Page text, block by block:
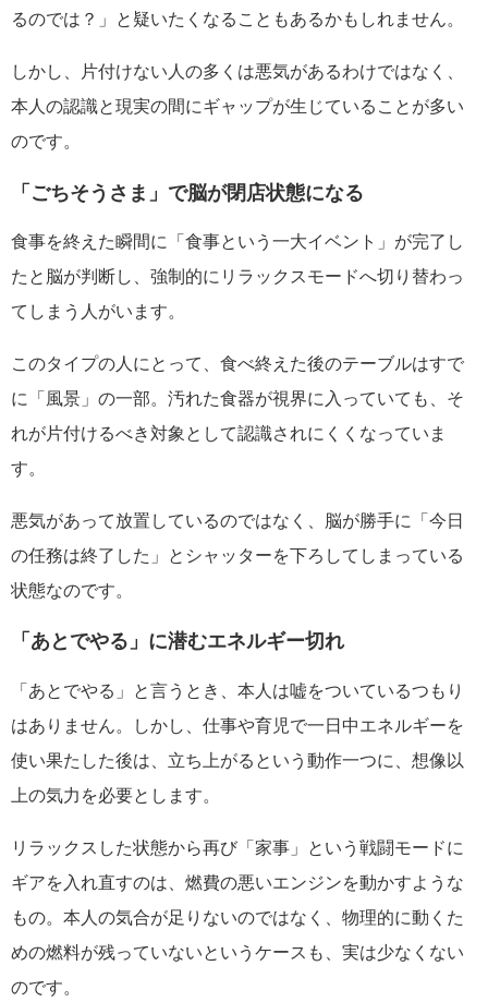
るのでは？」と疑いたくなることもあるかもしれません。
しかし、片付けない人の多くは悪気があるわけではなく、
本人の認識と現実の間にギャップが生じていることが多い
のです。
「ごちそうさま」で脳が閉店状態になる
食事を終えた瞬間に「食事という一大イベント」が完了し
たと脳が判断し、強制的にリラックスモードへ切り替わっ
てしまう人がいます。
このタイプの人にとって、食べ終えた後のテーブルはすで
に「風景」の一部。汚れた食器が視界に入っていても、そ
れが片付けるべき対象として認識されにくくなっていま
す。
悪気があって放置しているのではなく、脳が勝手に「今日
の任務は終了した」とシャッターを下ろしてしまっている
状態なのです。
「あとでやる」に潜むエネルギー切れ
「あとでやる」と言うとき、本人は嘘をついているつもり
はありません。しかし、仕事や育児で一日中エネルギーを
使い果たした後は、立ち上がるという動作一つに、想像以
上の気力を必要とします。
リラックスした状態から再び「家事」という戦闘モードに
ギアを入れ直すのは、燃費の悪いエンジンを動かすような
もの。本人の気合が足りないのではなく、物理的に動くた
めの燃料が残っていないというケースも、実は少なくない
のです。